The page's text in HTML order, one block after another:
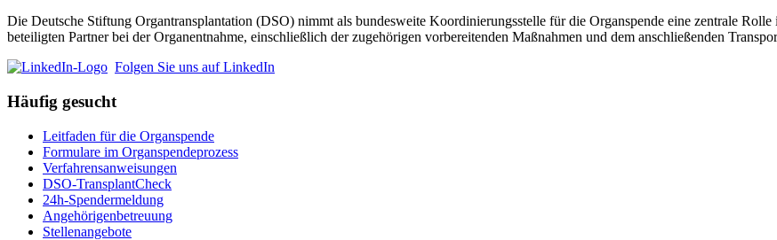
Die Deutsche Stiftung Organtransplantation (DSO) nimmt als bundesweite Koordinierungsstelle für die Organspende eine zentrale
beteiligten Partner bei der Organentnahme, einschließlich der zugehörigen vorbereitenden Maßnahmen und dem anschließenden
Folgen Sie uns auf LinkedIn
Häufig gesucht
Leitfaden für die Organspende
Formulare im Organspendeprozess
Verfahrensanweisungen
DSO-TransplantCheck
24h-Spendermeldung
Angehörigenbetreuung
Stellenangebote